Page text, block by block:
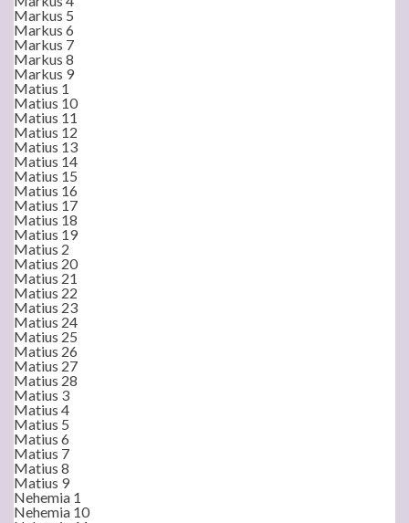
Markus 5
Markus 6
Markus 7
Markus 8
Markus 9
Matius 1
Matius 10
Matius 11
Matius 12
Matius 13
Matius 14
Matius 15
Matius 16
Matius 17
Matius 18
Matius 19
Matius 2
Matius 20
Matius 21
Matius 22
Matius 23
Matius 24
Matius 25
Matius 26
Matius 27
Matius 28
Matius 3
Matius 4
Matius 5
Matius 6
Matius 7
Matius 8
Matius 9
Nehemia 1
Nehemia 10